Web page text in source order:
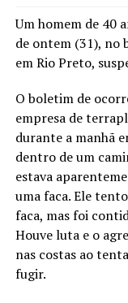
Um homem de 40
de ontem (31), no
em Rio Preto,
O boletim de
empresa de
durante a manhã
dentro de um
estava
uma faca. Ele
faca, mas foi
Houve luta e o
nas costas ao
fugir.